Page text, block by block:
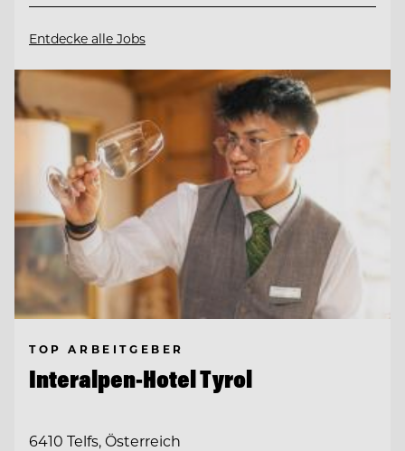
Entdecke alle Jobs
TOP ARBEITGEBER
Interalpen-Hotel Tyrol
6410 Telfs, Österreich